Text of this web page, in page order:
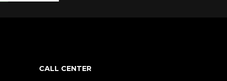
CALL CENTER